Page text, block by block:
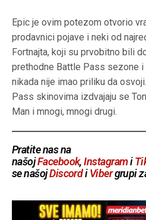
Epic je ovim potezom otvorio
prodavnici pojave i neki od
Fortnajta, koji su prvobitno bili
prethodne Battle Pass sezone
nikada nije imao priliku da
Pass skinovima izdvajaju se
Man i mnogi, mnogi drugi.
Pratite nas na
našojFacebook,Instagrami
se našojDiscordiVibergrupi